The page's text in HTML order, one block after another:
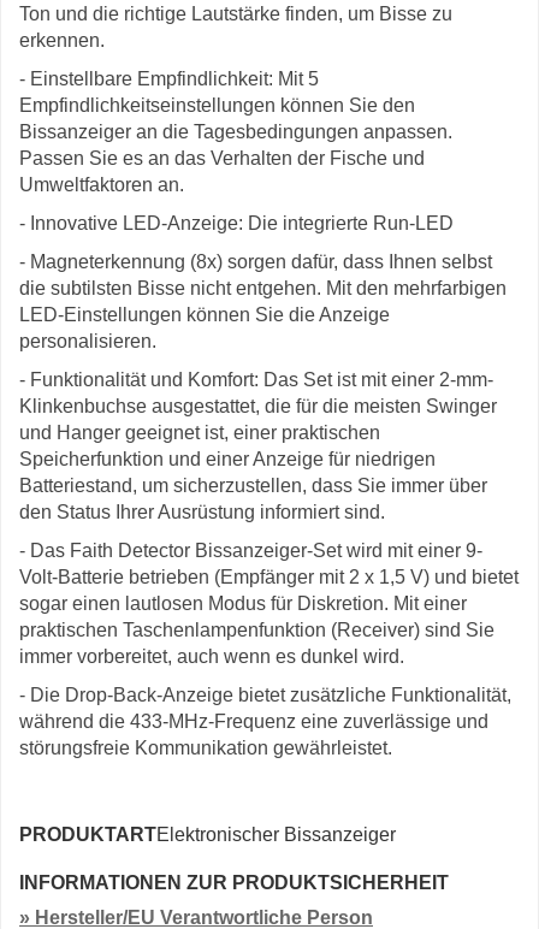
Ton und die richtige Lautstärke finden, um Bisse zu
erkennen.
- Einstellbare Empfindlichkeit: Mit 5
Empfindlichkeitseinstellungen können Sie den
Bissanzeiger an die Tagesbedingungen anpassen.
Passen Sie es an das Verhalten der Fische und
Umweltfaktoren an.
- Innovative LED-Anzeige: Die integrierte Run-LED
- Magneterkennung (8x) sorgen dafür, dass Ihnen selbst
die subtilsten Bisse nicht entgehen. Mit den mehrfarbigen
LED-Einstellungen können Sie die Anzeige
personalisieren.
- Funktionalität und Komfort: Das Set ist mit einer 2-mm-
Klinkenbuchse ausgestattet, die für die meisten Swinger
und Hanger geeignet ist, einer praktischen
Speicherfunktion und einer Anzeige für niedrigen
Batteriestand, um sicherzustellen, dass Sie immer über
den Status Ihrer Ausrüstung informiert sind.
- Das Faith Detector Bissanzeiger-Set wird mit einer 9-
Volt-Batterie betrieben (Empfänger mit 2 x 1,5 V) und bietet
sogar einen lautlosen Modus für Diskretion. Mit einer
praktischen Taschenlampenfunktion (Receiver) sind Sie
immer vorbereitet, auch wenn es dunkel wird.
- Die Drop-Back-Anzeige bietet zusätzliche Funktionalität,
während die 433-MHz-Frequenz eine zuverlässige und
störungsfreie Kommunikation gewährleistet.
PRODUKTARTElektronischer Bissanzeiger
INFORMATIONEN ZUR PRODUKTSICHERHEIT
» Hersteller/EU Verantwortliche Person